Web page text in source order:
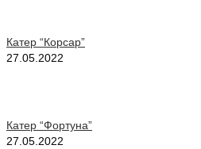
Катер “Корсар”
27.05.2022
Катер “Фортуна”
27.05.2022